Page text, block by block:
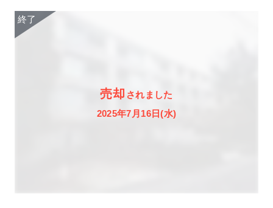
売却 されました
2025年7月16日(水)